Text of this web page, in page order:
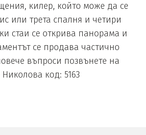
килер, който може да се
или трета спалня и четири
стаи се открива панорама и
се продава частично
въпроси позвънете на
Николова код: 5163